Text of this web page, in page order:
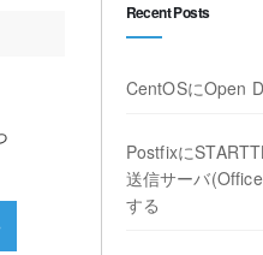
Recent Posts
CentOSにOpen
Postfixに
送信サーバ
する